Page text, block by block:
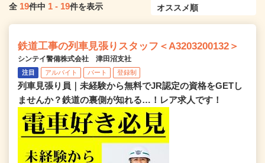
全 19件中 1 - 19件を表示
鉄道工事の列車見張りスタッフ＜A3203200132＞
シンテイ警備株式会社 津田沼支社
注目 アルバイト パート 登録制
列車見張り員｜未経験から無料でJR認定の資格をGETし
ませんか？鉄道の裏側が知れる…！レア求人です！